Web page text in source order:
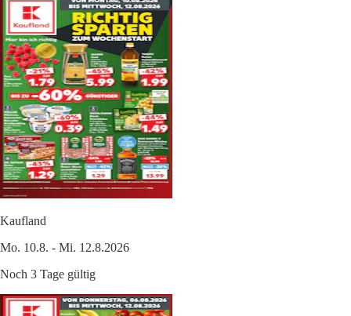
Kaufland
Mo. 10.8. - Mi. 12.8.2026
Noch 3 Tage gültig